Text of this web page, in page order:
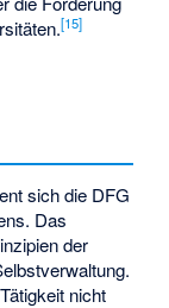
[15]
sich die DFG
Das
der
nicht